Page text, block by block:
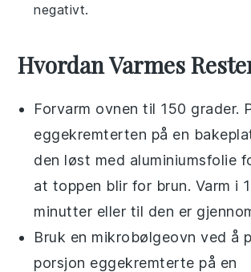
negativt.
Hvordan Varmes
Forvarm ovnen til 150 grader.
eggekremterten på en
den løst med aluminiumsfolie
at toppen blir for brun. Varm i
minutter eller til den er
Bruk en mikrobølgeovn ved å
porsjon eggekremterte på en